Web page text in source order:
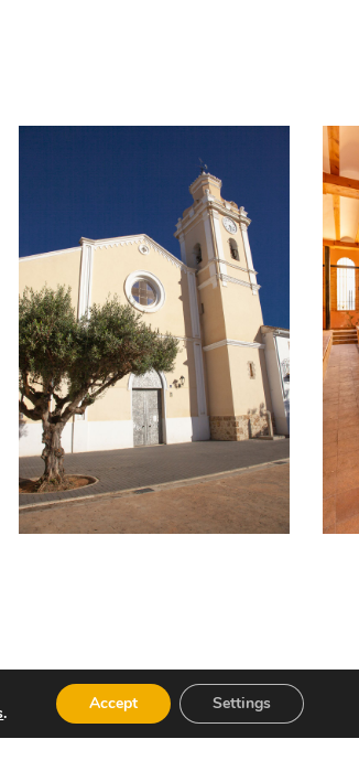
caldós, i també el dolç conegut
. Accept Settings